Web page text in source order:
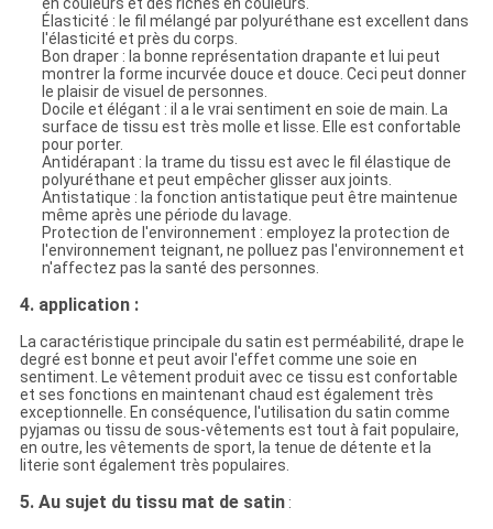
en couleurs et des riches en couleurs.
Élasticité : le fil mélangé par polyuréthane est excellent dans
l'élasticité et près du corps.
Bon draper : la bonne représentation drapante et lui peut
montrer la forme incurvée douce et douce. Ceci peut donner
le plaisir de visuel de personnes.
Docile et élégant : il a le vrai sentiment en soie de main. La
surface de tissu est très molle et lisse. Elle est confortable
pour porter.
Antidérapant : la trame du tissu est avec le fil élastique de
polyuréthane et peut empêcher glisser aux joints.
Antistatique : la fonction antistatique peut être maintenue
même après une période du lavage.
Protection de l'environnement : employez la protection de
l'environnement teignant, ne polluez pas l'environnement et
n'affectez pas la santé des personnes.
4. application :
La caractéristique principale du satin est perméabilité, drape le
degré est bonne et peut avoir l'effet comme une soie en
sentiment. Le vêtement produit avec ce tissu est confortable
et ses fonctions en maintenant chaud est également très
exceptionnelle. En conséquence, l'utilisation du satin comme
pyjamas ou tissu de sous-vêtements est tout à fait populaire,
en outre, les vêtements de sport, la tenue de détente et la
literie sont également très populaires.
5. Au sujet du tissu mat de satin: